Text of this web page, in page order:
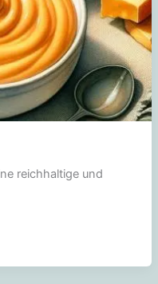
reichhaltige und